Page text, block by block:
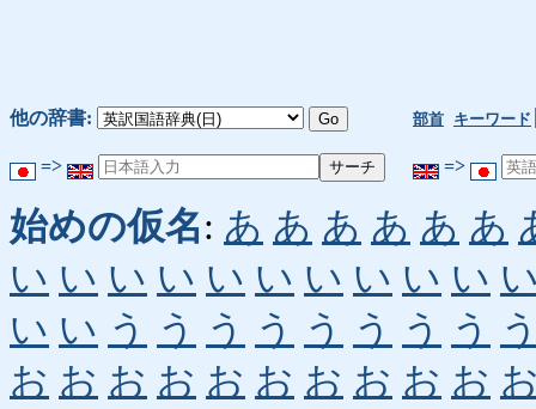
他の辞書: 部首 キーワード
=> =>
始めの仮名: あ あ あ あ あ あ
い い い い い い い い い い
い い う う う う う う う う
お お お お お お お お お お